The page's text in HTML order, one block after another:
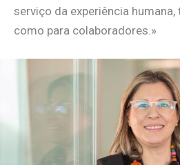
serviço da experiência
como para colaboradores.»